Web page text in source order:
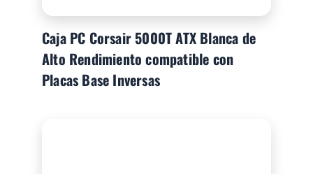
Caja PC Corsair 5000T ATX Blanca de
Alto Rendimiento compatible con
Placas Base Inversas